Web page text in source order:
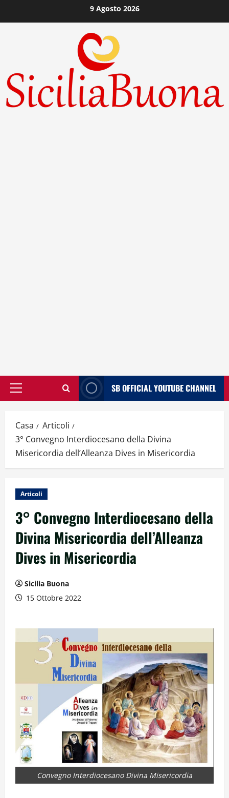
al
9 Agosto 2026
Menù
SB OFFICIAL YOUTUBE CHANNEL
Casa
Articoli
3° Convegno Interdiocesano della Divina
Misericordia dell’Alleanza Dives in Misericordia
Articoli
3° Convegno Interdiocesano della
Divina Misericordia dell’Alleanza
Dives in Misericordia
Sicilia Buona
15 Ottobre 2022
Convegno Interdiocesano Divina Misericordia